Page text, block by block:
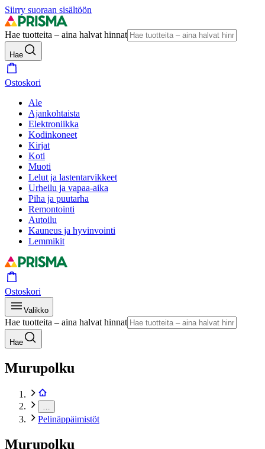
Siirry suoraan sisältöön
Hae tuotteita – aina halvat hinnat
Hae
Ostoskori
Ale
Ajankohtaista
Elektroniikka
Kodinkoneet
Kirjat
Koti
Muoti
Lelut ja lastentarvikkeet
Urheilu ja vapaa-aika
Piha ja puutarha
Remontointi
Autoilu
Kauneus ja hyvinvointi
Lemmikit
Ostoskori
Valikko
Hae tuotteita – aina halvat hinnat
Hae
Murupolku
Pelinäppäimistöt
Murupolku